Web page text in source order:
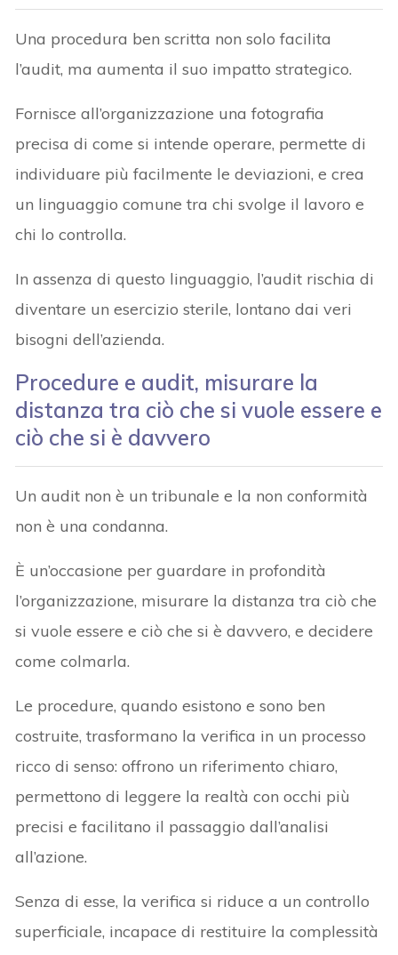
Una procedura ben scritta non solo facilita
l’audit, ma aumenta il suo impatto strategico.
Fornisce all’organizzazione una fotografia
precisa di come si intende operare, permette di
individuare più facilmente le deviazioni, e crea
un linguaggio comune tra chi svolge il lavoro e
chi lo controlla.
In assenza di questo linguaggio, l’audit rischia di
diventare un esercizio sterile, lontano dai veri
bisogni dell’azienda.
Procedure e audit, misurare la
distanza tra ciò che si vuole essere e
ciò che si è davvero
Un audit non è un tribunale e la non conformità
non è una condanna.
È un’occasione per guardare in profondità
l’organizzazione, misurare la distanza tra ciò che
si vuole essere e ciò che si è davvero, e decidere
come colmarla.
Le procedure, quando esistono e sono ben
costruite, trasformano la verifica in un processo
ricco di senso: offrono un riferimento chiaro,
permettono di leggere la realtà con occhi più
precisi e facilitano il passaggio dall’analisi
all’azione.
Senza di esse, la verifica si riduce a un controllo
superficiale, incapace di restituire la complessità